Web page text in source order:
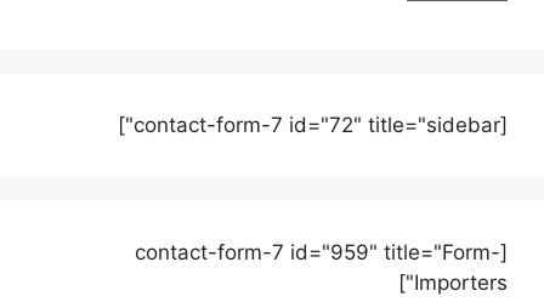
[contact-form-7 id="72" title="sidebar"]
[contact-form-7 id="959" title="Form-
Importers"]